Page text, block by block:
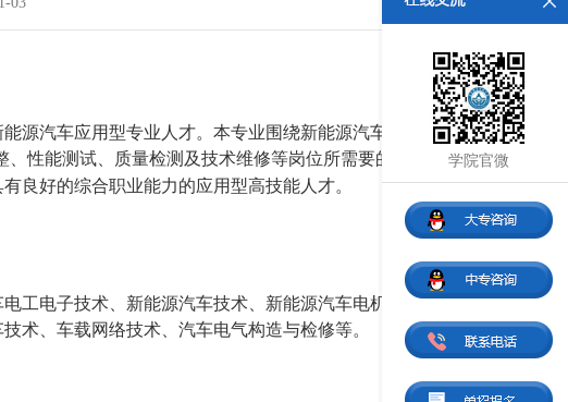
源汽车应用型专业人才。本专业围绕新能源汽车产业链，
性能测试、质量检测及技术维修等岗位所需要的、熟练
良好的综合职业能力的应用型高技能人才。
工电子技术、新能源汽车技术、新能源汽车电机及控制
术、车载网络技术、汽车电气构造与检修等。
学院官微